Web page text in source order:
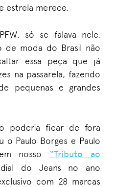
estrela merece.
só se falava nele.
de moda do Brasil não
essa peça que já
na passarela, fazendo
pequenas e grandes
poderia ficar de fora
o Paulo Borges e Paulo
nosso “Tributo ao
do Jeans no ano
com 28 marcas